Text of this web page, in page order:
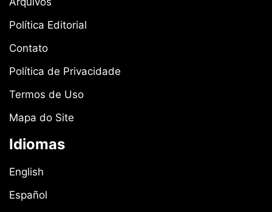
Política Editorial
Contato
Política de Privacidade
Termos de Uso
Mapa do Site
Idiomas
English
Español